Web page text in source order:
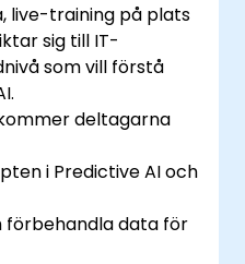
hjälp av visuella
live-training på plats
sig till IT-
som vill förstå
deltagarna
i Predictive AI och
förbehandla data för